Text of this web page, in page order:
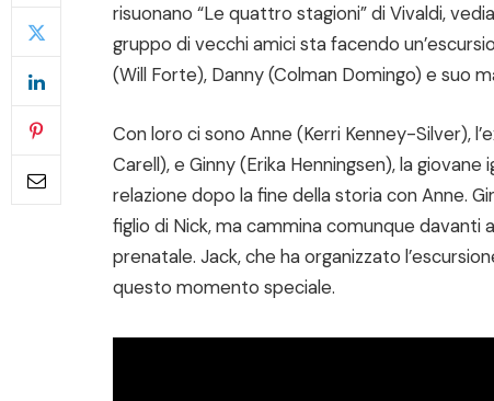
risuonano “Le quattro stagioni” di Vivaldi,
gruppo di vecchi amici sta facendo
(Will Forte), Danny (Colman Domingo) e suo
Con loro ci sono Anne (Kerri Kenney-Silver),
Carell), e Ginny (Erika Henningsen), la
relazione dopo la fine della storia con Anne.
figlio di Nick, ma cammina comunque
prenatale. Jack, che ha organizzato
questo momento speciale.